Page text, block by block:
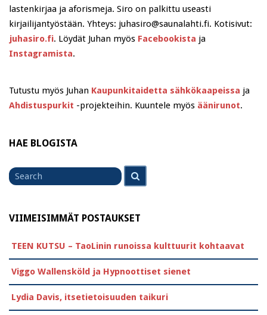
lastenkirjaa ja aforismeja. Siro on palkittu useasti
kirjailijantyöstään. Yhteys: juhasiro@saunalahti.fi. Kotisivut:
juhasiro.fi. Löydät Juhan myös Facebookista ja
Instagramista.
Tutustu myös Juhan Kaupunkitaidetta sähkökaapeissa ja
Ahdistuspurkit -projekteihin. Kuuntele myös äänirunot.
HAE BLOGISTA
Search
for
VIIMEISIMMÄT POSTAUKSET
TEEN KUTSU – TaoLinin runoissa kulttuurit kohtaavat
Viggo Wallensköld ja Hypnoottiset sienet
Lydia Davis, itsetietoisuuden taikuri